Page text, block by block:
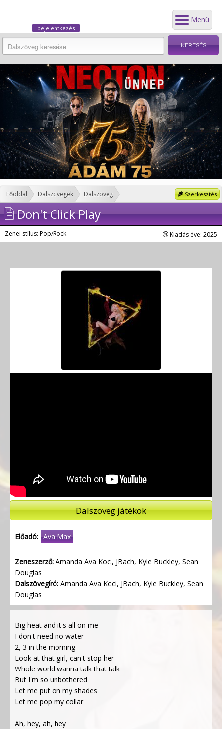
Menü
bejelentkezés
Szerkesztés
Főoldal Dalszövegek Dalszöveg
Don't Click Play
Zenei stílus: Pop/Rock Kiadás éve: 2025
Dalszöveg játékok
Előadó: Ava Max
Zeneszerző: Amanda Ava Koci, JBach, Kyle Buckley, Sean
Douglas
Dalszövegíró: Amanda Ava Koci, JBach, Kyle Buckley, Sean
Douglas
Big heat and it's all on me
I don't need no water
2, 3 in the morning
Look at that girl, can't stop her
Whole world wanna talk that talk
But I'm so unbothered
Let me put on my shades
Let me pop my collar
Ah, hey, ah, hey